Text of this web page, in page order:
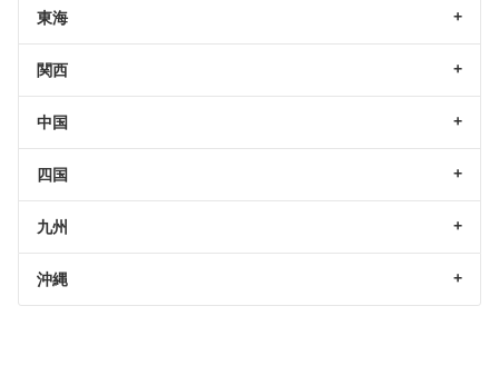
東海
関西
中国
四国
九州
沖縄